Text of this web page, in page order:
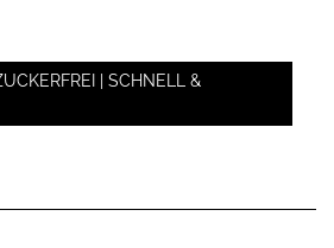
| SCHNELL &